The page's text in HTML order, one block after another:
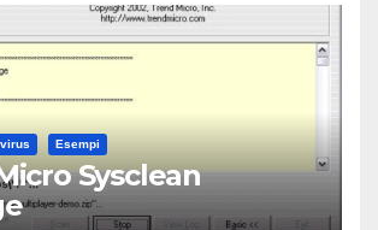
Esempi
Sysclean